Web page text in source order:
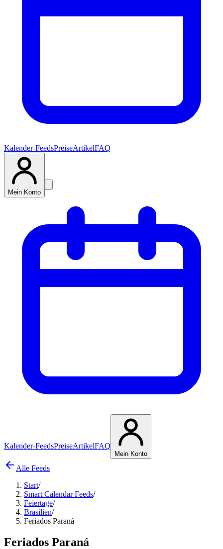
Kalender-FeedsPreiseArtikelFAQ
Mein Konto
Kalender-FeedsPreiseArtikelFAQ
Mein Konto
Alle Feeds
Start/
Smart Calendar Feeds/
Feiertage/
Brasilien/
Feriados Paraná
Feriados Paraná